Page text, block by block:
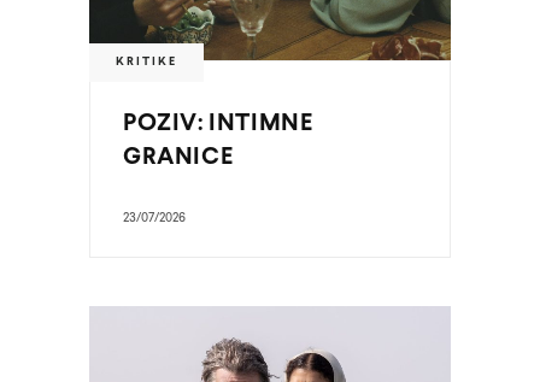
KRITIKE
POZIV: INTIMNE
GRANICE
23/07/2026